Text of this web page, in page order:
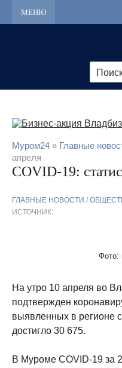
МЕНЮ
Муром24 » Главные
апреля
COVID-19:
ГЛАВНЫЕ НОВОСТИ /
ИСТОЧНИК:
Фото:
На утро 10 апреля во
подтвержден
выявленных в регионе
достигло 30 675.
В Муроме COVID-19 за